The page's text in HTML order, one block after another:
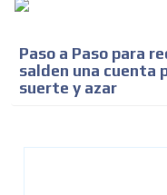
Paso a Paso para
salden una cuenta
suerte y azar